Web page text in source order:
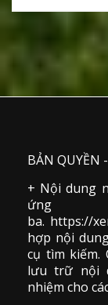
BẢN QUYỀN
+ Nội dung
ứng
ba. https://
hợp nội
cụ tìm
lưu trữ nội
nhiệm cho